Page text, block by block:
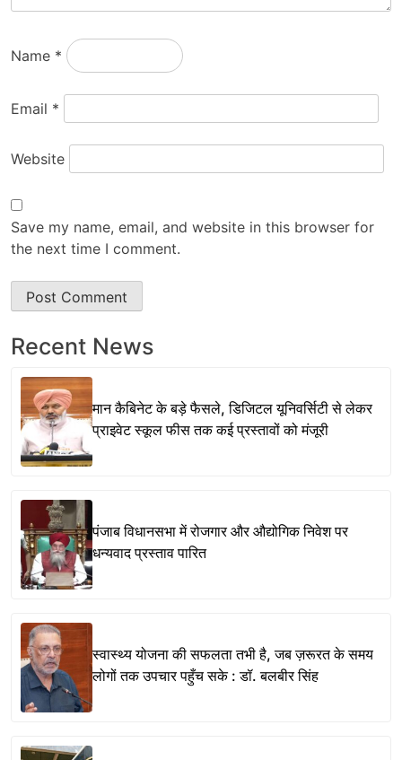
Name *
Email *
Website
Save my name, email, and website in this browser for
the next time I comment.
Recent News
मान कैबिनेट के बड़े फैसले, डिजिटल यूनिवर्सिटी से लेकर
प्राइवेट स्कूल फीस तक कई प्रस्तावों को मंजूरी
पंजाब विधानसभा में रोजगार और औद्योगिक निवेश पर
धन्यवाद प्रस्ताव पारित
स्वास्थ्य योजना की सफलता तभी है, जब ज़रूरत के समय
लोगों तक उपचार पहुँच सके : डॉ. बलबीर सिंह